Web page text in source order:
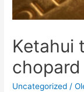
Ketahui
chopard
Uncategorized /